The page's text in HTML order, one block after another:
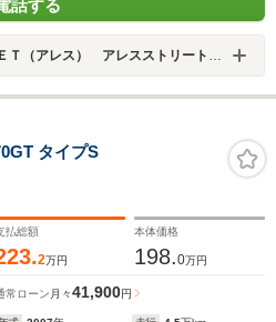
話する
スカイライン／ローレル／ マークＩＩ／チェイサー／８６ カスタム専門店
タイプS
払総額
2万円
本体価格
198.0万円
常ローン 月々41,900円